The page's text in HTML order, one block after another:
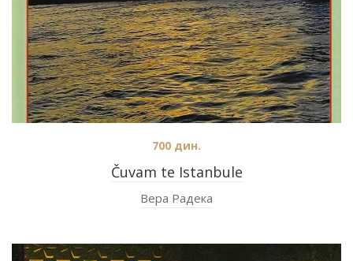
Čuvam te Istanbule
700 дин.
Вера Радека